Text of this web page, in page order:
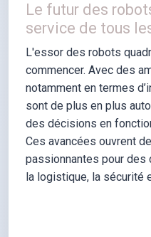
Le futur des
service de tous
L'essor des robots
commencer. Avec des
notamment en termes
sont de plus en plus
des décisions en
Ces avancées ouvrent
passionnantes pour des
la logistique, la sécurité